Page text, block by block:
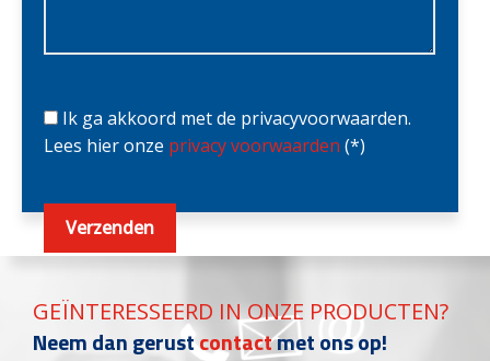
Ik ga akkoord met de privacyvoorwaarden.
Lees hier onze privacy voorwaarden (*)
GEÏNTERESSEERD IN ONZE PRODUCTEN?
Neem dan gerustcontactmet ons op!